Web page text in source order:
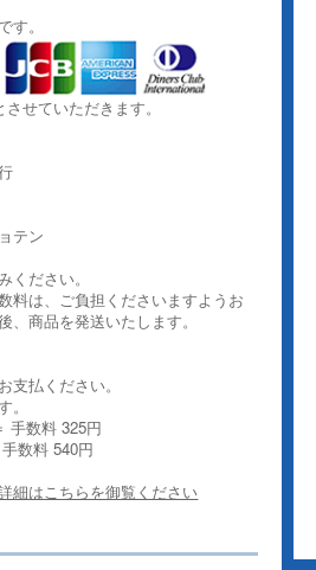
。
せていただきます。
テン
ください。
料は、ご負担くださいますようお
商品を発送いたします。
支払ください。
手数料 325円
数料 540円
細はこちらを御覧ください